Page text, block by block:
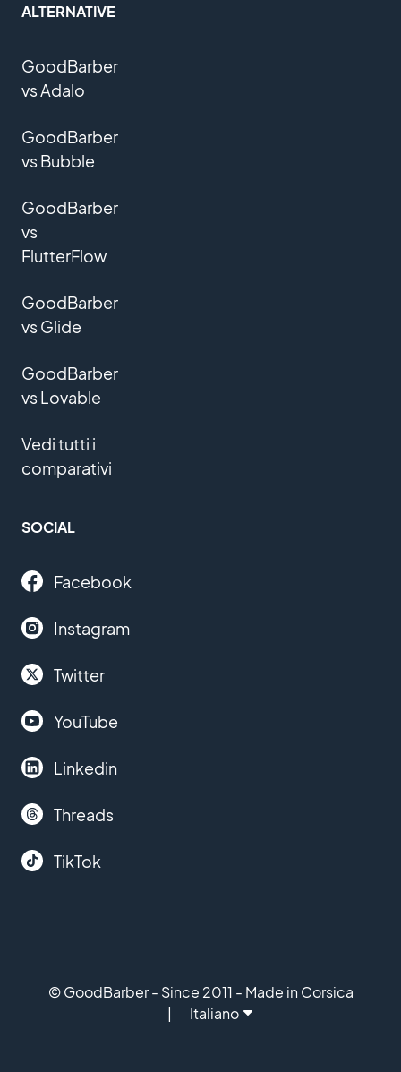
ALTERNATIVE
GoodBarber
vs Adalo
GoodBarber
vs Bubble
GoodBarber
vs
FlutterFlow
GoodBarber
vs Glide
GoodBarber
vs Lovable
Vedi tutti i
comparativi
SOCIAL
Facebook
Instagram
Twitter
YouTube
Linkedin
Threads
TikTok
© GoodBarber - Since 2011 - Made in Corsica
Italiano